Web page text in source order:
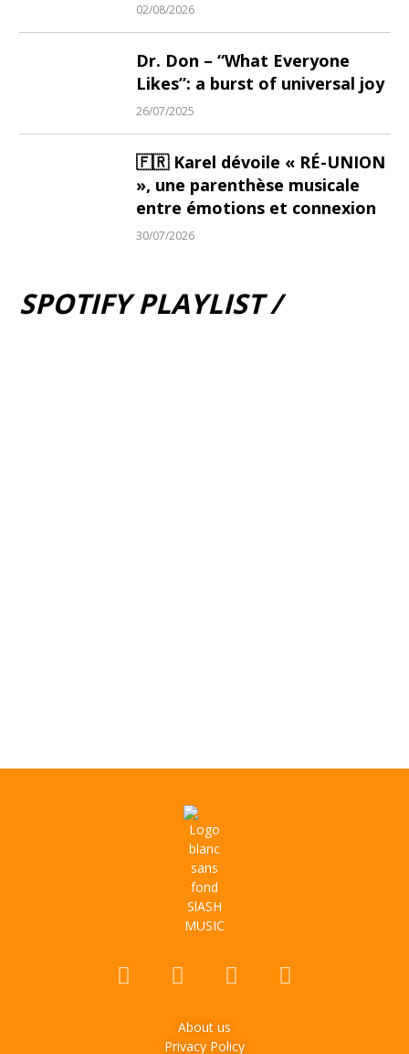
02/08/2026
Dr. Don – “What Everyone
Likes”: a burst of universal joy
26/07/2025
🇫🇷 Karel dévoile « RÉ-UNION
», une parenthèse musicale
entre émotions et connexion
30/07/2026
SPOTIFY PLAYLIST /
About us
Privacy Policy